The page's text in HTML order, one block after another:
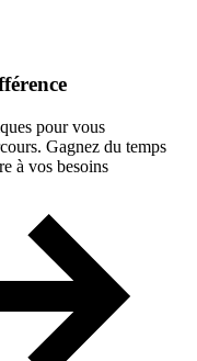
pour vous
Gagnez du temps
à vos besoins